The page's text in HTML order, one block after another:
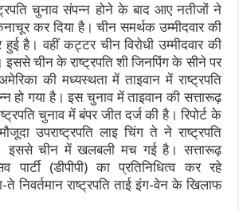
सर्वेक्षण ने अगली पीढ़ी की तकनीकों के
विरोधी कार्य समूह की दूसरी बैठक शुरू हुई
ने 17 से 31 अगस्त, 2026 तक सरकारी अनुमोदित
चुनाव संपन्न होने के बाद आए नतीजों ने
कर दिया है। चीन समर्थक उम्मीदवार की
हुई है। वहीं कट्टर चीन विरोधी उम्मीदवार की
चीन के राष्ट्रपति शी जिनपिंग के सीने पर
की मध्यस्थता में ताइवान में राष्ट्रपति
हो गया है। इस चुनाव में ताइवान की सत्तारूढ़
चुनाव में बंपर जीत दर्ज की है। रिपोर्ट के
उपराष्ट्रपति लाइ चिंग ते ने राष्ट्रपति
इससे चीन में खलबली मच गई है। सत्तारूढ़
पार्टी (डीपीपी) का प्रतिनिधित्व कर रहे
ते निवर्तमान राष्ट्रपति ताई इंग-वेन के खिलाफ